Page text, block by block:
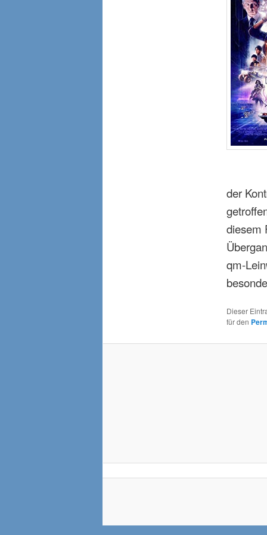
der
diesem
qm-
Dieser
für den